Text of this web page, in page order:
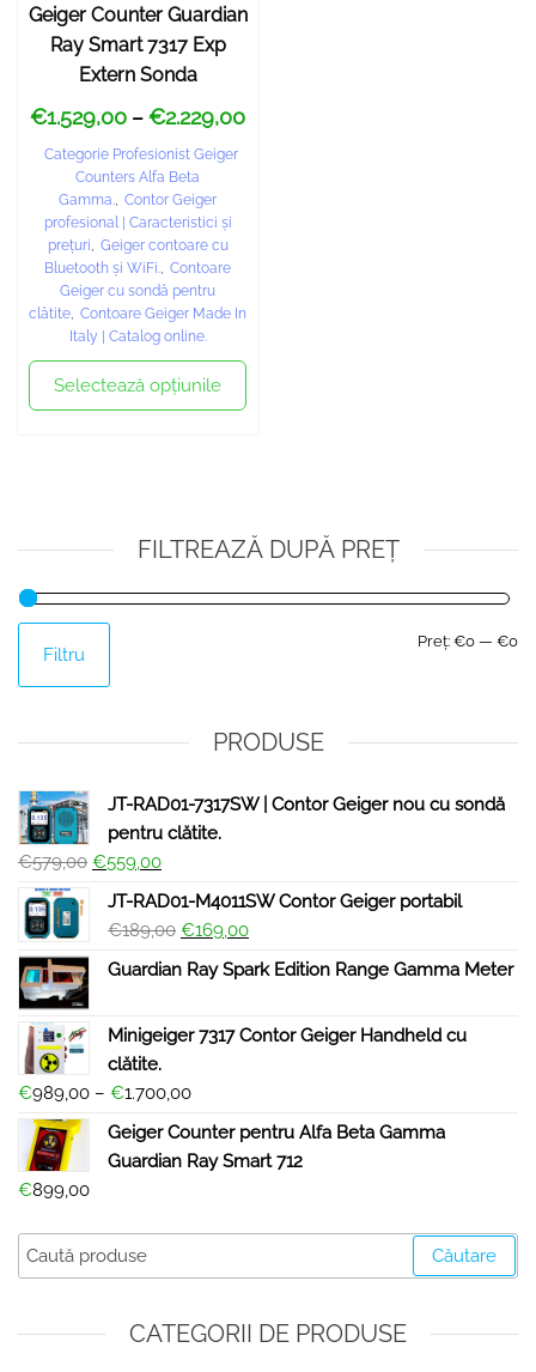
Geiger Counter Guardian
Ray Smart 7317 Exp
Extern Sonda
€1.529,00 – €2.229,00
Categorie Profesionist Geiger
Counters Alfa Beta
Gamma., Contor Geiger
profesional | Caracteristici și
prețuri, Geiger contoare cu
Bluetooth și WiFi., Contoare
Geiger cu sondă pentru
clătite, Contoare Geiger Made In
Italy | Catalog online.
Selectează opțiunile
FILTREAZĂ DUPĂ PREȚ
Filtru
Preț: €0 — €0
PRODUSE
JT-RAD01-7317SW | Contor Geiger nou cu sondă
pentru clătite.
€579,00 €559,00
JT-RAD01-M4011SW Contor Geiger portabil
€189,00 €169,00
Guardian Ray Spark Edition Range Gamma Meter
Minigeiger 7317 Contor Geiger Handheld cu
clătite.
€989,00 – €1.700,00
Geiger Counter pentru Alfa Beta Gamma
Guardian Ray Smart 712
€899,00
Căutare
CATEGORII DE PRODUSE